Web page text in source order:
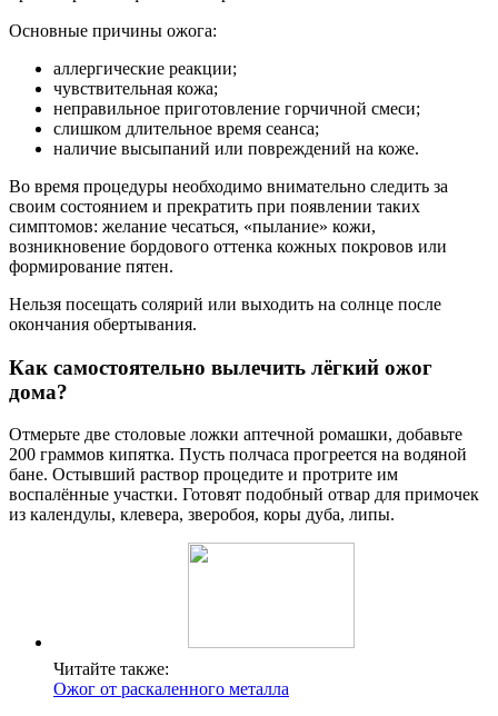
Основные причины ожога:
аллергические реакции;
чувствительная кожа;
неправильное приготовление горчичной смеси;
слишком длительное время сеанса;
наличие высыпаний или повреждений на коже.
Во время процедуры необходимо внимательно следить за
своим состоянием и прекратить при появлении таких
симптомов: желание чесаться, «пылание» кожи,
возникновение бордового оттенка кожных покровов или
формирование пятен.
Нельзя посещать солярий или выходить на солнце после
окончания обертывания.
Как самостоятельно вылечить лёгкий ожог
дома?
Отмерьте две столовые ложки аптечной ромашки, добавьте
200 граммов кипятка. Пусть полчаса прогреется на водяной
бане. Остывший раствор процедите и протрите им
воспалённые участки. Готовят подобный отвар для примочек
из календулы, клевера, зверобоя, коры дуба, липы.
Читайте также:
Ожог от раскаленного металла